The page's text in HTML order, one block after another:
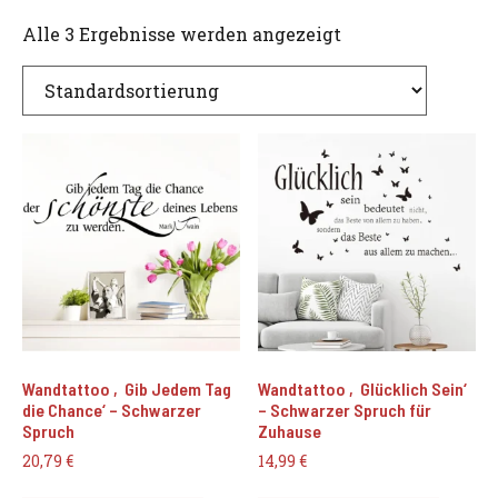
Alle 3 Ergebnisse werden angezeigt
Wandtattoo ‚Gib Jedem Tag
die Chance‘ – Schwarzer
Spruch
20,79 €
Wandtattoo ‚Glücklich Sein‘
– Schwarzer Spruch für
Zuhause
14,99€